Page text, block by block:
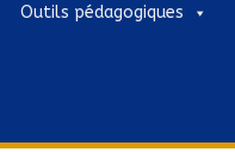
Outils pédagogiques